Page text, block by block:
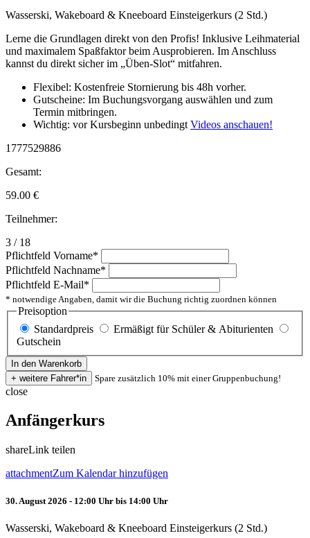
Wasserski, Wakeboard & Kneeboard Einsteigerkurs (2 Std.)
Lerne die Grundlagen direkt von den Profis! Inklusive Leihmaterial
und maximalem Spaßfaktor beim Ausprobieren. Im Anschluss
kannst du direkt sicher im „Üben-Slot“ mitfahren.
Flexibel: Kostenfreie Stornierung bis 48h vorher.
Gutscheine: Im Buchungsvorgang auswählen und zum
Termin mitbringen.
Wichtig: vor Kursbeginn unbedingt Videos anschauen!
1777529886
Gesamt:
59.00 €
Teilnehmer:
3 / 18
Pflichtfeld Vorname*
Pflichtfeld Nachname*
Pflichtfeld E-Mail*
* notwendige Angaben, damit wir die Buchung richtig zuordnen können
Preisoption
Standardpreis
Ermäßigt für Schüler & Abiturienten
Gutschein
Spare zusätzlich 10% mit einer Gruppenbuchung!
close
Anfängerkurs
shareLink teilen
attachmentZum Kalendar hinzufügen
30. August 2026 - 12:00 Uhr bis 14:00 Uhr
Wasserski, Wakeboard & Kneeboard Einsteigerkurs (2 Std.)